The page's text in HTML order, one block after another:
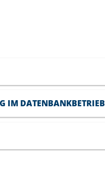
IM DATENBANKBETRIEB